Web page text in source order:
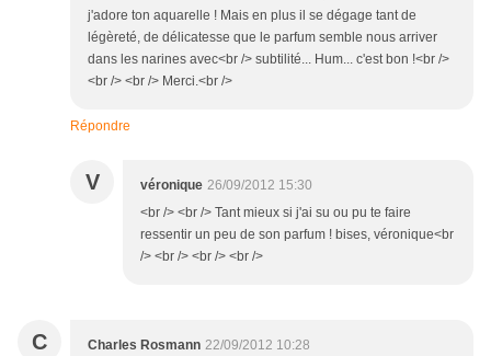
j'adore ton aquarelle ! Mais en plus il se dégage tant de
légèreté, de délicatesse que le parfum semble nous arriver
dans les narines avec<br /> subtilité... Hum... c'est bon !<br />
<br /> <br /> Merci.<br />
Répondre
V véronique 26/09/2012 15:30
<br /> <br /> Tant mieux si j'ai su ou pu te faire
ressentir un peu de son parfum ! bises, véronique<br
/> <br /> <br /> <br />
C Charles Rosmann 22/09/2012 10:28